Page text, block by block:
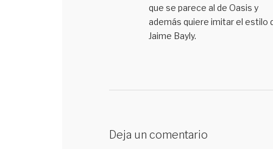
que se parece al de Oasis y
además quiere imitar el estilo
Jaime Bayly.
Deja un comentario